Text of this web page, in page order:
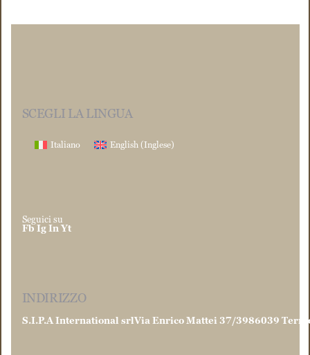
SCEGLI LA LINGUA
Italiano English (Inglese)
Seguici su
Fb Ig In Yt
INDIRIZZO
S.I.P.A International srlVia Enrico Mattei 37/3986039